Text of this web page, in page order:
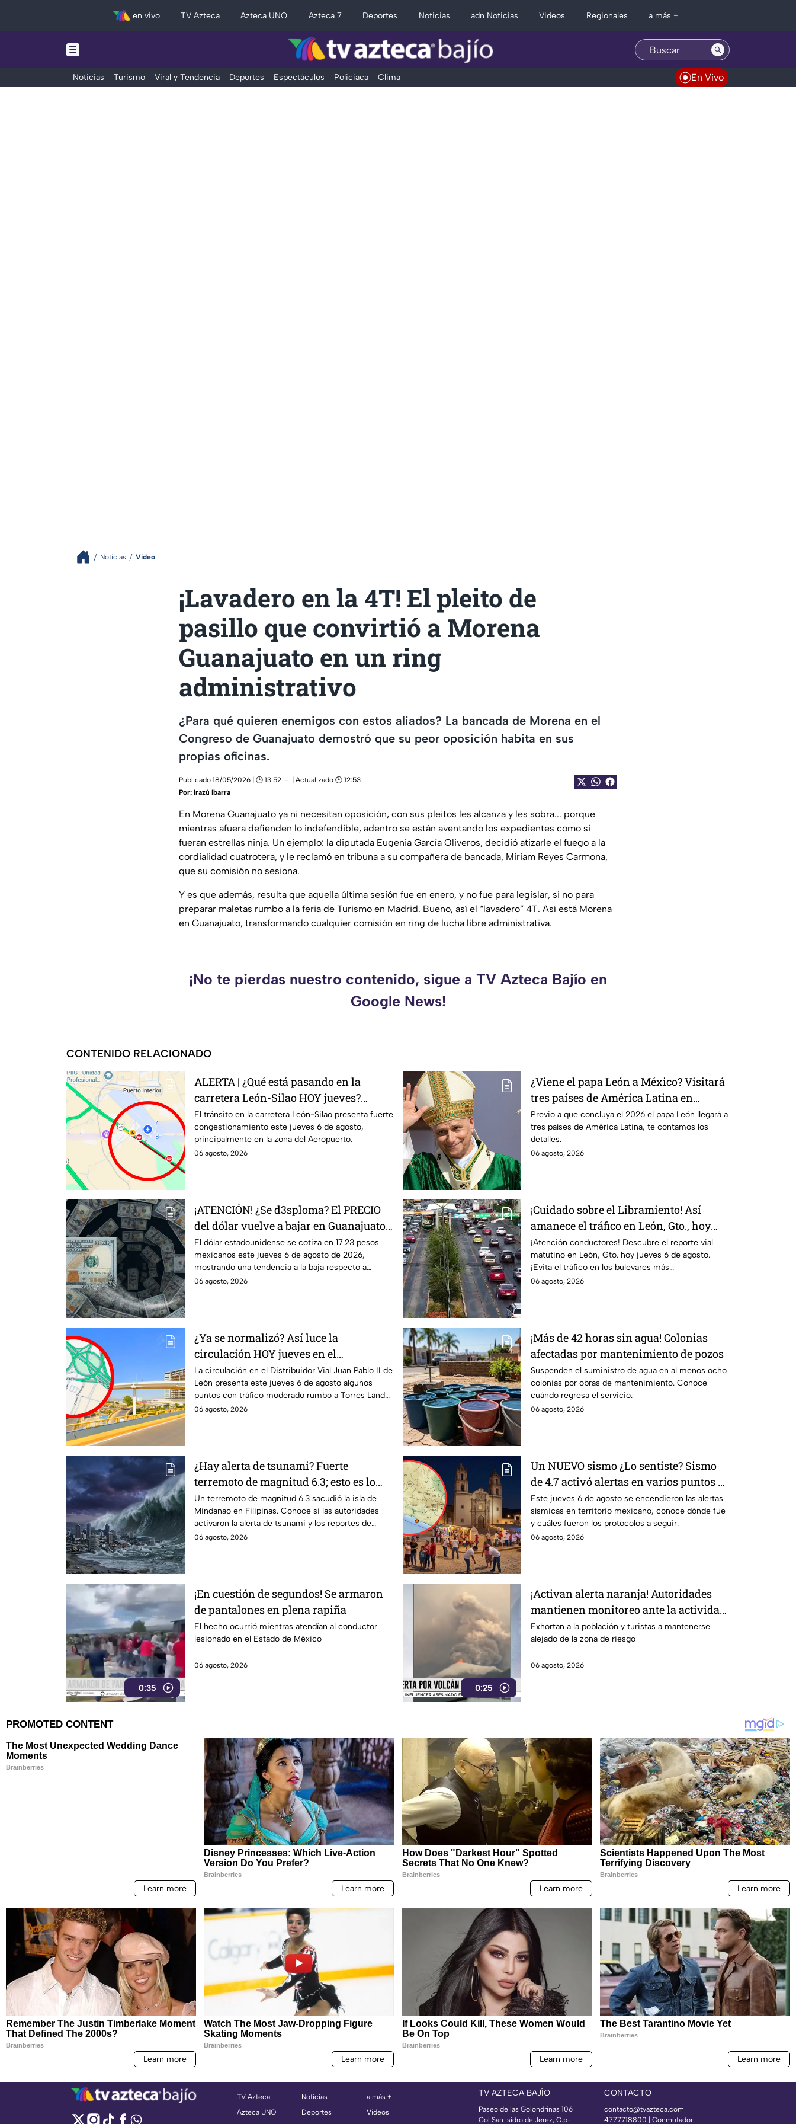
en vivo TV Azteca Azteca UNO Azteca 7 Deportes Noticias adn Noticias Videos Regionales a más +
Noticias Turismo Viral y Tendencia Deportes Espectáculos Policiaca Clima En Vivo
Noticias Video
¡Lavadero en la 4T! El pleito de
pasillo que convirtió a Morena
Guanajuato en un ring
administrativo
¿Para qué quieren enemigos con estos aliados? La bancada de Morena en el
Congreso de Guanajuato demostró que su peor oposición habita en sus
propias oficinas.
Publicado 18/05/2026 | 🕑 13:52
| Actualizado 🕑 12:53
Por: Irazú Ibarra
En Morena Guanajuato ya ni necesitan oposición, con sus pleitos les alcanza y les sobra... porque
mientras afuera defienden lo indefendible, adentro se están aventando los expedientes como si
fueran estrellas ninja. Un ejemplo: la diputada Eugenia García Oliveros, decidió atizarle el fuego a la
cordialidad cuatrotera, y le reclamó en tribuna a su compañera de bancada, Miriam Reyes Carmona,
que su comisión no sesiona.
Y es que además, resulta que aquella última sesión fue en enero, y no fue para legislar, si no para
preparar maletas rumbo a la feria de Turismo en Madrid. Bueno, así el “lavadero” 4T. Así está Morena
en Guanajuato, transformando cualquier comisión en ring de lucha libre administrativa.
¡No te pierdas nuestro contenido, sigue a TV Azteca Bajío en
Google News!
CONTENIDO RELACIONADO
ALERTA | ¿Qué está pasando en la
carretera León-Silao HOY jueves?
Reportan tráfico intenso rumbo al
Aeropuerto
El tránsito en la carretera León-Silao presenta fuerte
congestionamiento este jueves 6 de agosto,
principalmente en la zona del Aeropuerto.
06 agosto, 2026
¿Viene el papa León a México? Visitará
tres países de América Latina en
noviembre de este año 2026
Previo a que concluya el 2026 el papa León llegará a
tres países de América Latina, te contamos los
detalles.
06 agosto, 2026
¡ATENCIÓN! ¿Se d3sploma? El PRECIO
del dólar vuelve a bajar en Guanajuato:
Así amanece el tipo de cambio HOY 6 de
agosto
El dólar estadounidense se cotiza en 17.23 pesos
mexicanos este jueves 6 de agosto de 2026,
mostrando una tendencia a la baja respecto a
semanas anteriores.
06 agosto, 2026
¡Cuidado sobre el Libramiento! Así
amanece el tráfico en León, Gto., hoy
jueves 6 de agosto; reporte EN VIVO
¡Atención conductores! Descubre el reporte vial
matutino en León, Gto. hoy jueves 6 de agosto.
¡Evita el tráfico en los bulevares más
congestionados.
06 agosto, 2026
¿Ya se normalizó? Así luce la
circulación HOY jueves en el
Distribuidor Juan Pablo II de León
La circulación en el Distribuidor Vial Juan Pablo II de
León presenta este jueves 6 de agosto algunos
puntos con tráfico moderado rumbo a Torres Landa
y la zona de Mulza.
06 agosto, 2026
¡Más de 42 horas sin agua! Colonias
afectadas por mantenimiento de pozos
Suspenden el suministro de agua en al menos ocho
colonias por obras de mantenimiento. Conoce
cuándo regresa el servicio.
06 agosto, 2026
¿Hay alerta de tsunami? Fuerte
terremoto de magnitud 6.3; esto es lo
que se sabe
Un terremoto de magnitud 6.3 sacudió la isla de
Mindanao en Filipinas. Conoce si las autoridades
activaron la alerta de tsunami y los reportes de
daños.
06 agosto, 2026
Un NUEVO sismo ¿Lo sentiste? Sismo
de 4.7 activó alertas en varios puntos de
México
Este jueves 6 de agosto se encendieron las alertas
sísmicas en territorio mexicano, conoce dónde fue
y cuáles fueron los protocolos a seguir.
06 agosto, 2026
0:35
¡En cuestión de segundos! Se armaron
de pantalones en plena rapiña
El hecho ocurrió mientras atendían al conductor
lesionado en el Estado de México
06 agosto, 2026
0:25
¡Activan alerta naranja! Autoridades
mantienen monitoreo ante la actividad
volcánica
Exhortan a la población y turistas a mantenerse
alejado de la zona de riesgo
06 agosto, 2026
TV Azteca
Azteca UNO
Noticias
Deportes
a más +
Videos
TV AZTECA BAJÍO
Paseo de las Golondrinas 106
Col San Isidro de Jerez, C.p-
CONTACTO
contacto@tvazteca.com
4777718800 | Conmutador